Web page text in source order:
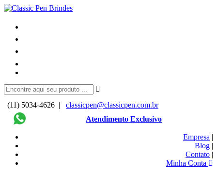
(11) 5034-4626 |
classicpen@classicpen.com.br
Atendimento Exclusivo
Empresa |
Blog |
Contato |
Minha Conta